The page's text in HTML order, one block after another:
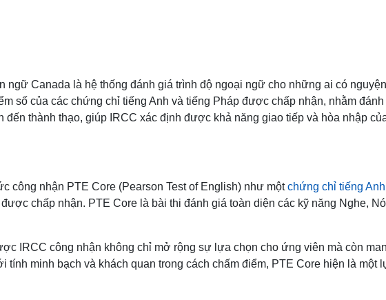
Canada là hệ thống đánh giá trình độ ngoại ngữ cho những ai có
số của các chứng chỉ tiếng Anh và tiếng Pháp được chấp nhận, nhằm
thành thạo, giúp IRCC xác định được khả năng giao tiếp và hòa nhập
công nhận PTE Core (Pearson Test of English) như mộtchứng chỉ tiếng
chấp nhận. PTE Core là bài thi đánh giá toàn diện các kỹ năng Nghe,
IRCC công nhận không chỉ mở rộng sự lựa chọn cho ứng viên mà còn
minh bạch và khách quan trong cách chấm điểm, PTE Core hiện là một